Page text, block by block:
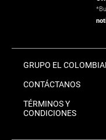
GRUPO EL
CONTÁCTANOS
TÉRMINOS Y
CONDICIONES